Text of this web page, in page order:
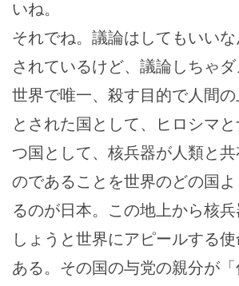
いね。
それでね。議論はしてもいい
されているけど、議論しちゃダ
世界で唯一、殺す目的で人間
とされた国として、ヒロシマ
つ国として、核兵器が人類と
のであることを世界のどの国
るのが日本。この地上から核兵
しょうと世界にアピールする
ある。その国の与党の親分が「